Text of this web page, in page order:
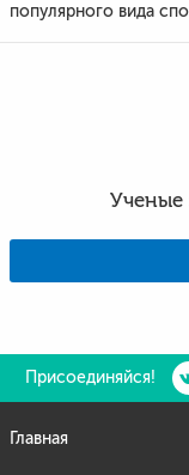
популярного вида
Ученые
Присоединяйся!
Главная